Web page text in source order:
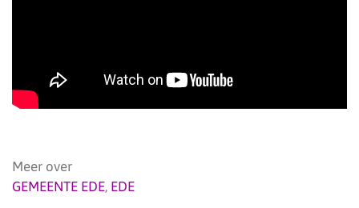
Meer over
GEMEENTE EDE, EDE